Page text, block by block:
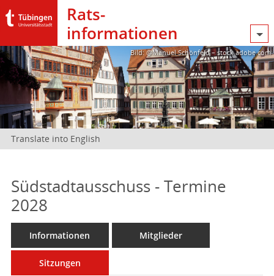
Rats­
informationen
Bild: @Manuel Schönfeld – stock.adobe.com
Translate into English
Südstadtausschuss - Termine
2028
Informationen Mitglieder
Sitzungen